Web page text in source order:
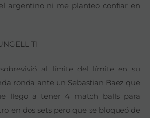
argentino ni me planteo confiar en
al límite del límite en su
ronda ante un Sebastian Baez que
llegó a tener 4 match balls para
en dos sets pero que se bloqueó de